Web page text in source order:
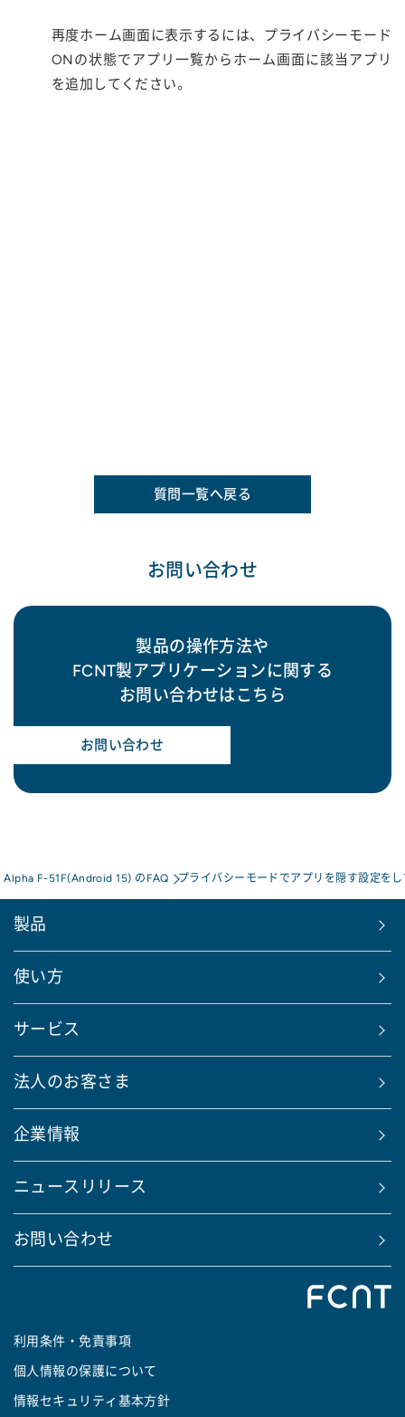
再度ホーム画面に表示するには、プライバシーモード
ONの状態でアプリ一覧からホーム画面に該当アプリ
を追加してください。
質問一覧へ戻る
お問い合わせ
製品の操作方法や
FCNT製アプリケーションに関する
お問い合わせはこちら
お問い合わせ
Alpha F-51F(Android 15) のFAQ プライバシーモードでアプリを隠す設定を
製品
使い方
サービス
法人のお客さま
企業情報
ニュースリリース
お問い合わせ
利用条件・免責事項
個人情報の保護について
情報セキュリティ基本方針